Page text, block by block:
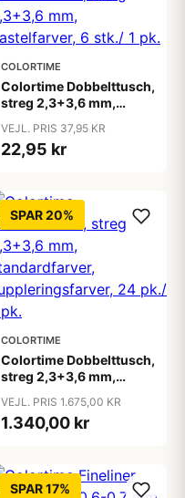
COLORTIME
Colortime Dobbelttusch,
streg 2,3+3,6 mm,
VEJL. PRIS 37,95 KR
22,95 kr
SPAR 20%
COLORTIME
Colortime Dobbelttusch,
streg 2,3+3,6 mm,
suppleringsfarver, 24
pk./ 1 pk.
VEJL. PRIS 1.675,00 KR
1.340,00 kr
SPAR 17%